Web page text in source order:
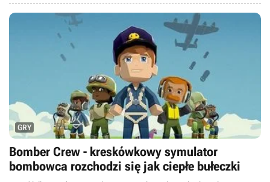
GRY
Bomber Crew - kreskówkowy symulator
bombowca rozchodzi się jak ciepłe bułeczki